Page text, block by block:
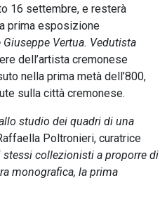
16 settembre, e resterà
prima esposizione
Giuseppe Vertua. Vedutista
dell’artista cremonese
nella prima metà dell’800,
sulla città cremonese.
studio dei quadri di una
Poltronieri, curatrice
stessi collezionisti a proporre di
monografica, la prima